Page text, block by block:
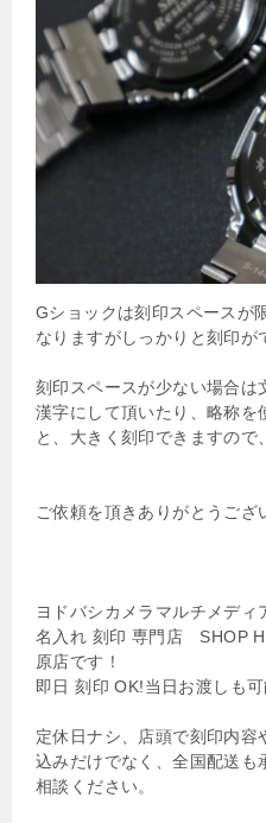
Gショックは刻印スペースが
なりますがしっかりと刻印が
刻印スペースが少ない場合は
漢字にして頂いたり、略称を
と、大きく刻印できますので
ご依頼を頂きありがとうござ
ヨドバシカメラマルチメディ
名入れ 刻印 専門店 SHOP
原店です！
即日 刻印 OK!当日お渡しも可
定休日ナシ、店頭で刻印内容
込みだけでなく、全国配送も
相談ください。